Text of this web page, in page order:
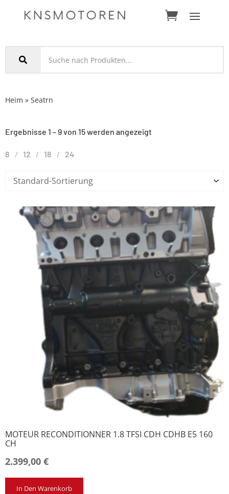
Heim » Seatrn
Ergebnisse 1 – 9 von 15 werden angezeigt
8 12 18 24
MOTEUR RECONDITIONNER 1.8 TFSI CDH CDHB E5 160
CH
2.399,00 €
In Den Warenkorb